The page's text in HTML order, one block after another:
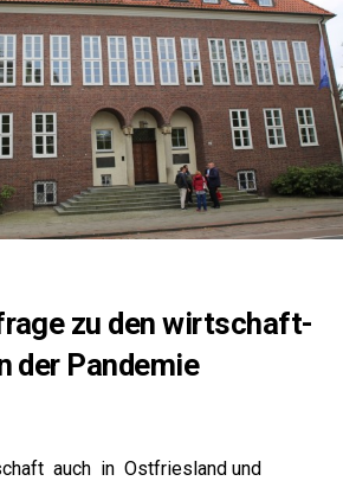
zu den wirt­schaft­
der Pandemie
auch in Ost­fries­land und